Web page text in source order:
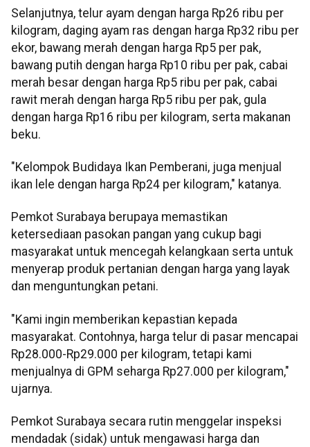
Selanjutnya, telur ayam dengan harga Rp26 ribu per
kilogram, daging ayam ras dengan harga Rp32 ribu per
ekor, bawang merah dengan harga Rp5 per pak,
bawang putih dengan harga Rp10 ribu per pak, cabai
merah besar dengan harga Rp5 ribu per pak, cabai
rawit merah dengan harga Rp5 ribu per pak, gula
dengan harga Rp16 ribu per kilogram, serta makanan
beku.
"Kelompok Budidaya Ikan Pemberani, juga menjual
ikan lele dengan harga Rp24 per kilogram," katanya.
Pemkot Surabaya berupaya memastikan
ketersediaan pasokan pangan yang cukup bagi
masyarakat untuk mencegah kelangkaan serta untuk
menyerap produk pertanian dengan harga yang layak
dan menguntungkan petani.
"Kami ingin memberikan kepastian kepada
masyarakat. Contohnya, harga telur di pasar mencapai
Rp28.000-Rp29.000 per kilogram, tetapi kami
menjualnya di GPM seharga Rp27.000 per kilogram,"
ujarnya.
Pemkot Surabaya secara rutin menggelar inspeksi
mendadak (sidak) untuk mengawasi harga dan